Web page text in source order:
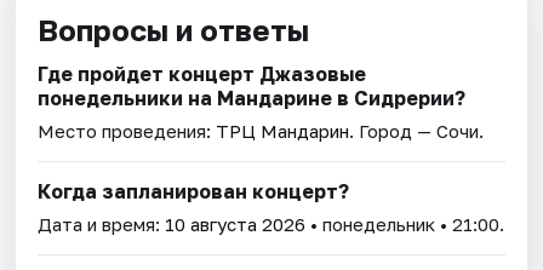
Вопросы и ответы
Где пройдет концерт Джазовые
понедельники на Мандарине в Сидрерии?
Место проведения: ТРЦ Мандарин. Город — Сочи.
Когда запланирован концерт?
Дата и время: 10 августа 2026 • понедельник • 21:00.